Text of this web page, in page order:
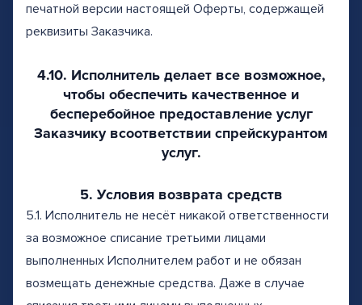
печатной версии настоящей Оферты, содержащей
реквизиты Заказчика.
4.10. Исполнитель делает все возможное,
чтобы обеспечить качественное и
бесперебойное предоставление услуг
Заказчику всоответствии спрейскурантом
услуг.
5. Условия возврата средств
5.1. Исполнитель не несёт никакой ответственности
за возможное списание третьими лицами
выполненных Исполнителем работ и не обязан
возмещать денежные средства. Даже в случае